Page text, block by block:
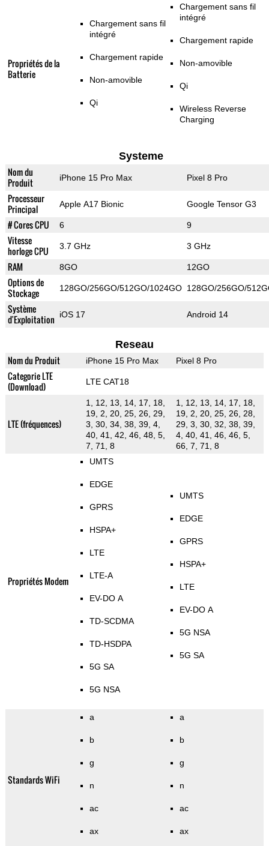
Propriétés de la
Batterie
Chargement sans fil
intégré
Chargement rapide
Non-amovible
Qi
Chargement sans fil
intégré
Chargement rapide
Non-amovible
Qi
Wireless Reverse
Charging
Systeme
Nom du
Produit
iPhone 15 Pro Max Pixel 8 Pro
Processeur
Principal
Apple A17 Bionic Google Tensor G3
# Cores CPU 6 9
Vitesse
horloge CPU
3.7 GHz 3 GHz
RAM 8GO 12GO
Options de
Stockage
128GO/256GO/512GO/1024GO 128GO/256GO/
Système
d'Exploitation
iOS 17 Android 14
Reseau
Nom du Produit iPhone 15 Pro Max Pixel 8 Pro
Categorie LTE
(Download)
LTE CAT18
LTE (fréquences)
1, 12, 13, 14, 17, 18,
19, 2, 20, 25, 26, 29,
3, 30, 34, 38, 39, 4,
40, 41, 42, 46, 48, 5,
7, 71, 8
1, 12, 13, 14, 17, 18,
19, 2, 20, 25, 26, 28,
29, 3, 30, 32, 38, 39,
4, 40, 41, 46, 46, 5,
66, 7, 71, 8
Propriétés Modem
UMTS
EDGE
GPRS
HSPA+
LTE
LTE-A
EV-DO A
TD-SCDMA
TD-HSDPA
5G SA
5G NSA
UMTS
EDGE
GPRS
HSPA+
LTE
EV-DO A
5G NSA
5G SA
Standards WiFi
a
b
g
n
ac
ax
a
b
g
n
ac
ax